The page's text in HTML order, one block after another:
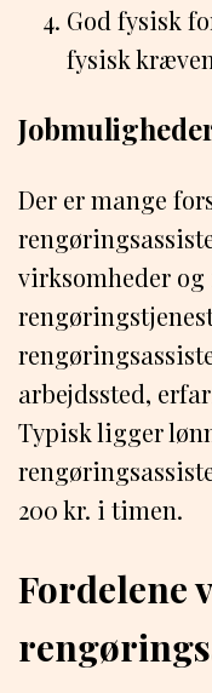
God fysisk
fysisk
Der er mange
virksomheder
arbejdssted,
Typisk ligger
200 kr. i timen.
Fordelene